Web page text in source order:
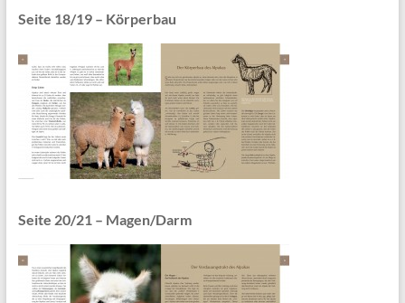
Seite 18/19 – Körperbau
Seite 20/21 – Magen/Darm